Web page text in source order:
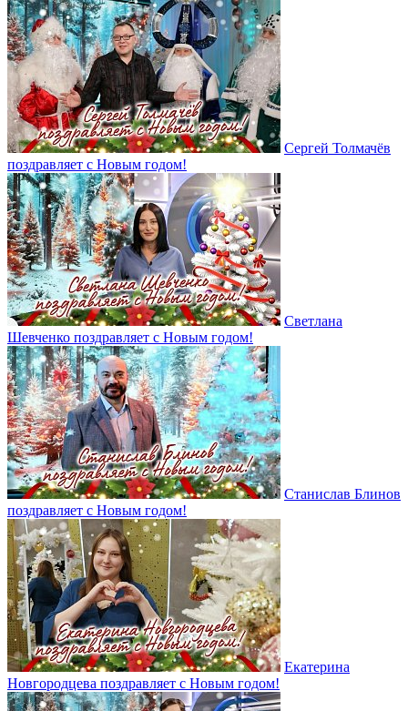
Сергей Толмачёв
поздравляет с Новым годом!
Светлана
Шевченко поздравляет с Новым годом!
Станислав Блинов
поздравляет с Новым годом!
Екатерина
Новгородцева поздравляет с Новым годом!